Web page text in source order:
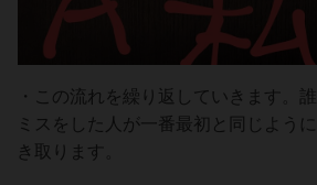
・この流れを繰り返していきます。
ミスをした人が一番最初と同じよう
き取ります。